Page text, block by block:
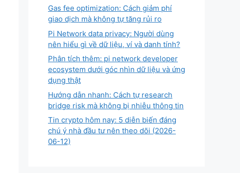
Gas fee optimization: Cách giảm phí
giao dịch mà không tự tăng rủi ro
Pi Network data privacy: Người dùng
nên hiểu gì về dữ liệu, ví và danh tính?
Phân tích thêm: pi network developer
ecosystem dưới góc nhìn dữ liệu và ứng
dụng thật
Hướng dẫn nhanh: Cách tự research
bridge risk mà không bị nhiễu thông tin
Tin crypto hôm nay: 5 diễn biến đáng
chú ý nhà đầu tư nên theo dõi (2026-
06-12)